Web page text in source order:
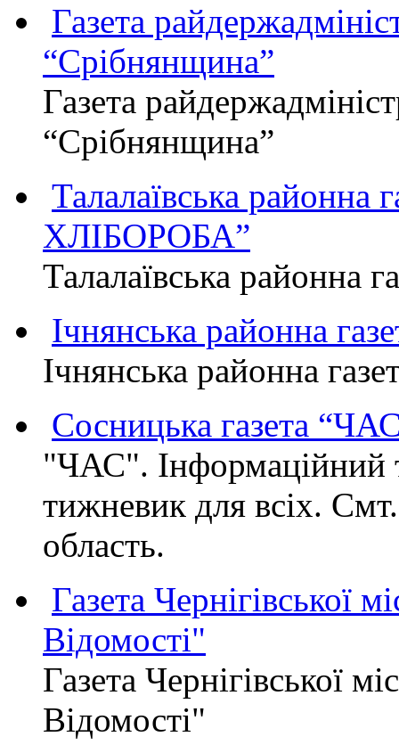
Газета
“Срібнянщина”
Газета
“Срібнянщина”
Талалаївська
ХЛІБОРОБА”
Талалаївська
Ічнянська районна
Ічнянська районна
Сосницька газета
"ЧАС". Інформаційний
тижневик для всіх.
область.
Газета Чернігівської
Відомості"
Газета Чернігівської
Відомості"